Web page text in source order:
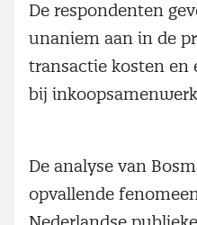
De respondenten
unaniem aan in de
transactie kosten en
bij
De analyse van
opvallende